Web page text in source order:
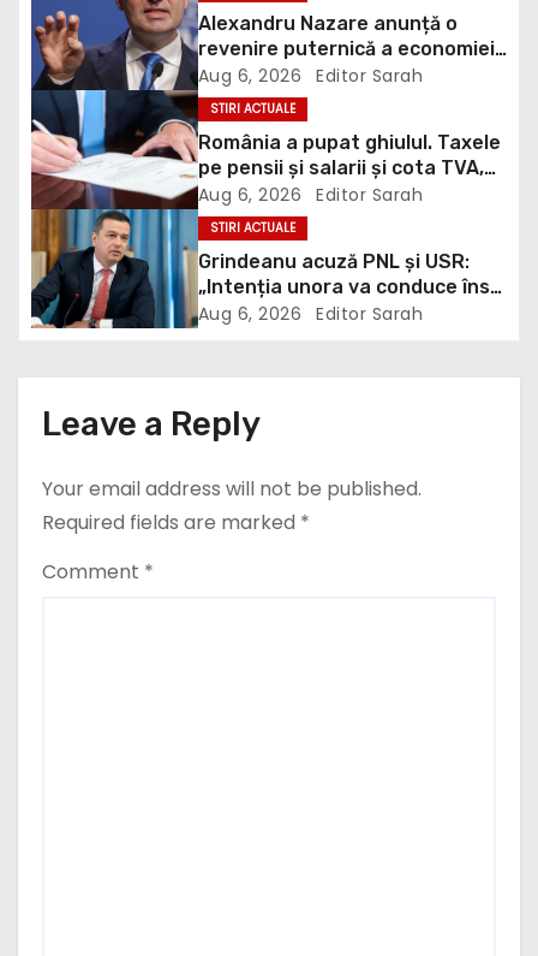
v
i
g
a
t
i
n
Alexandru Nazare anunță o
revenire puternică a economiei
în 2027: Inflația va scădea,
consumul va crește
Aug 6, 2026 Editor Sarah
STIRI ACTUALE
România a pupat ghiulul. Taxele
pe pensii și salarii și cota TVA,
obligații convenite la
Washington printr-un Acord
semnat pe 16 aprilie /
DOCUMENT
Aug 6, 2026 Editor Sarah
STIRI ACTUALE
Grindeanu acuză PNL și USR:
„Intenția unora va conduce însă
la pierderea banilor”
Aug 6, 2026 Editor Sarah
Leave a Reply
Your email address will not be published.
Required fields are marked *
Comment *